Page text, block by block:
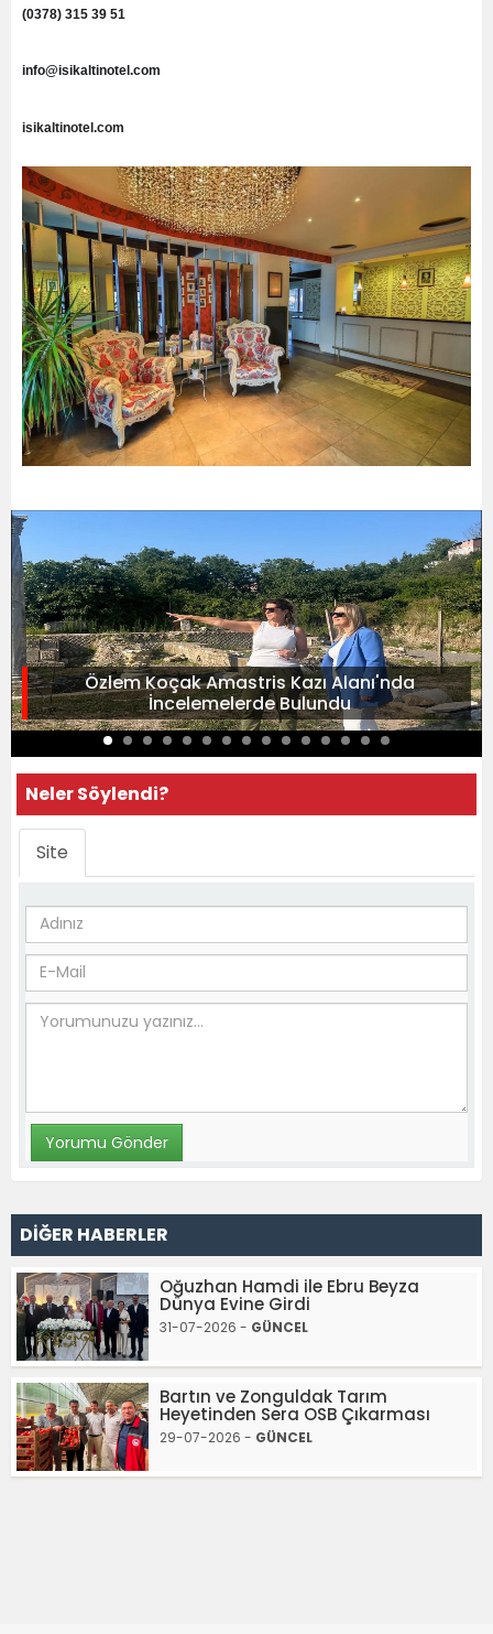
(0378) 315 39 51
info@isikaltinotel.com
isikaltinotel.com
Özlem Koçak Amastris Kazı Alanı'nda
İncelemelerde Bulundu
Neler Söylendi?
Site
DİĞER HABERLER
Oğuzhan Hamdi ile Ebru Beyza
Dünya Evine Girdi
31-07-2026 - GÜNCEL
Bartın ve Zonguldak Tarım
Heyetinden Sera OSB Çıkarması
29-07-2026 - GÜNCEL